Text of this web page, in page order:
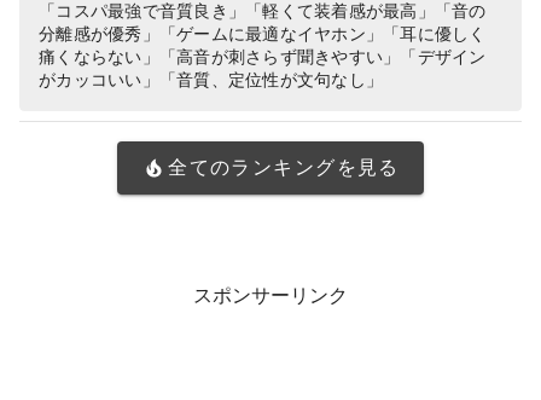
「コスパ最強で音質良き」「軽くて装着感が最高」「音の
分離感が優秀」「ゲームに最適なイヤホン」「耳に優しく
痛くならない」「高音が刺さらず聞きやすい」「デザイン
がカッコいい」「音質、定位性が文句なし」
全てのランキングを見る
スポンサーリンク